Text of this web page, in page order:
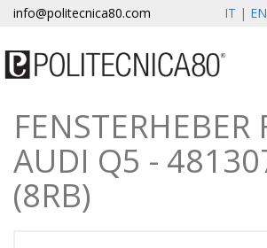
info@politecnica80.com IT | EN
sabato 8
FENSTERHEBER
AUDI Q5 -
(8RB)